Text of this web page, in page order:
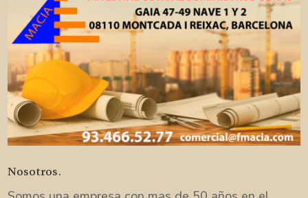
Nosotros.